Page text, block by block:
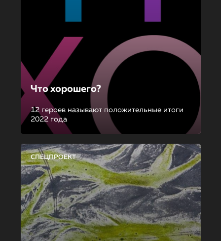
Что хорошего?
12 героев называют положительные итоги
2022 года
СПЕЦПРОЕКТ